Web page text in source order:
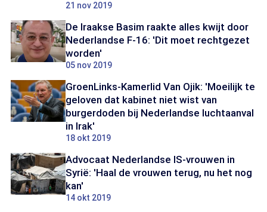
21 nov 2019
De Iraakse Basim raakte alles kwijt door
Nederlandse F-16: 'Dit moet rechtgezet
worden'
05 nov 2019
GroenLinks-Kamerlid Van Ojik: 'Moeilijk te
geloven dat kabinet niet wist van
burgerdoden bij Nederlandse luchtaanval
in Irak'
18 okt 2019
Advocaat Nederlandse IS-vrouwen in
Syrië: 'Haal de vrouwen terug, nu het nog
kan'
14 okt 2019